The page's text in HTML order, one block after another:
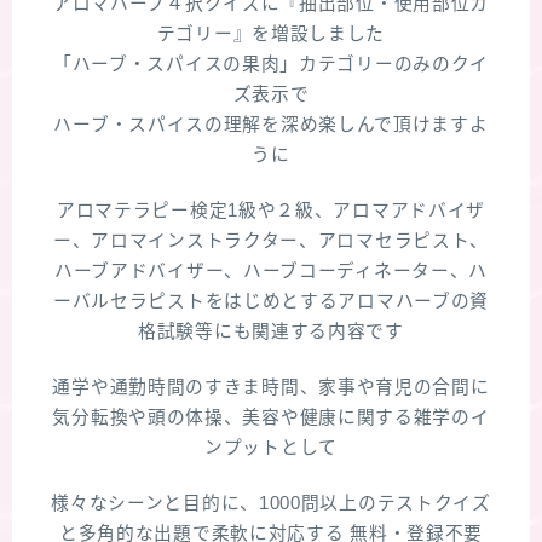
テゴリー』を増設しました
「ハーブ・スパイスの果肉」カテゴリーのみのクイ
ズ表示で
ハーブ・スパイスの理解を深め楽しんで頂けますよ
うに
アロマテラピー検定1級や２級、アロマアドバイザ
ー、アロマインストラクター、アロマセラピスト、
ハーブアドバイザー、ハーブコーディネーター、ハ
ーバルセラピストをはじめとするアロマハーブの資
格試験等にも関連する内容です
通学や通勤時間のすきま時間、家事や育児の合間に
気分転換や頭の体操、美容や健康に関する雑学のイ
ンプットとして
様々なシーンと目的に、1000問以上のテストクイズ
と多角的な出題で柔軟に対応する 無料・登録不要